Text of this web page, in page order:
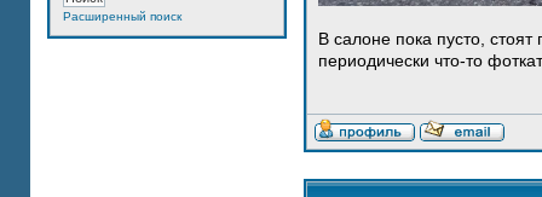
Расширенный поиск
В салоне пока пусто,
периодически что-то